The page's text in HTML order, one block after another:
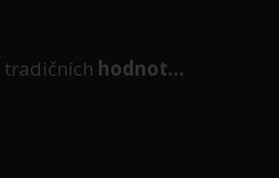
tradičních hodnot...